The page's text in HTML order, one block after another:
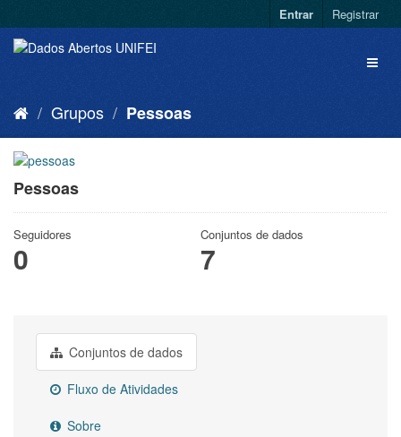
Entrar Registrar
Grupos Pessoas
Pessoas
Seguidores
0
Conjuntos de dados
7
Conjuntos de dados
Fluxo de Atividades
Sobre